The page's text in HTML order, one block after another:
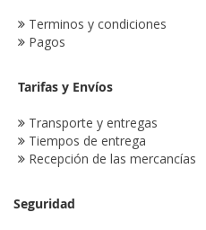
Terminos y condiciones
Pagos
Tarifas y Envíos
Transporte y entregas
Tiempos de entrega
Recepción de las mercancías
Seguridad